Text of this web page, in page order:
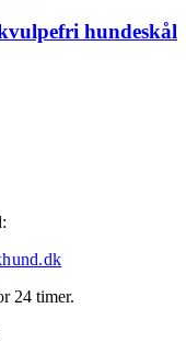
hundeskål
24 timer.